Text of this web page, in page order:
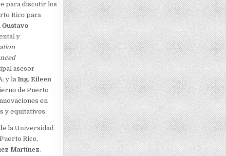
para discutir los
Rico para
Gustavo
y
asesor
y laIng. Eileen
de Puerto
en
y equitativos.
la Universidad
Rico,
Martínez,